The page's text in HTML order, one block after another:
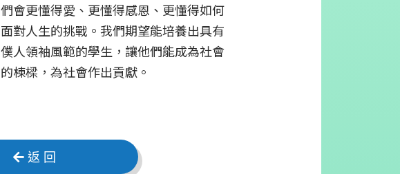
們會更懂得愛、更懂得感恩、更懂得如何
面對人生的挑戰。我們期望能培養出具有
僕人領袖風範的學生，讓他們能成為社會
的棟樑，為社會作出貢獻。
返 回